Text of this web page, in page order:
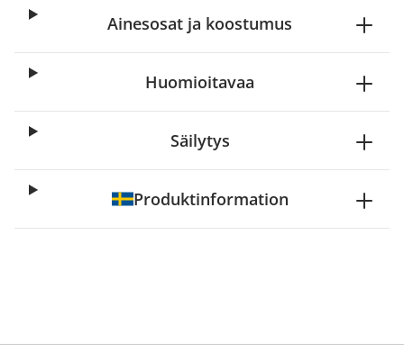
Ainesosat ja koostumus
Huomioitavaa
Säilytys
Produktinformation